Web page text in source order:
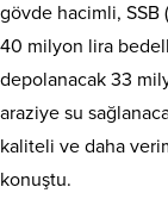
gövde hacimli, SSB
40 milyon lira
depolanacak 33
araziye su
kaliteli ve daha
konuştu.